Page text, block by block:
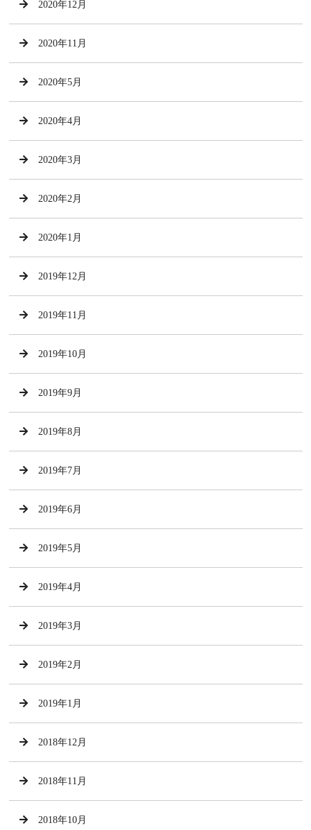
2020年12月
2020年11月
2020年5月
2020年4月
2020年3月
2020年2月
2020年1月
2019年12月
2019年11月
2019年10月
2019年9月
2019年8月
2019年7月
2019年6月
2019年5月
2019年4月
2019年3月
2019年2月
2019年1月
2018年12月
2018年11月
2018年10月